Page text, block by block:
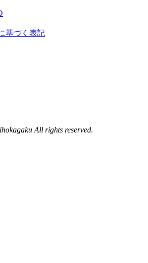
基づく表記
All rights reserved.